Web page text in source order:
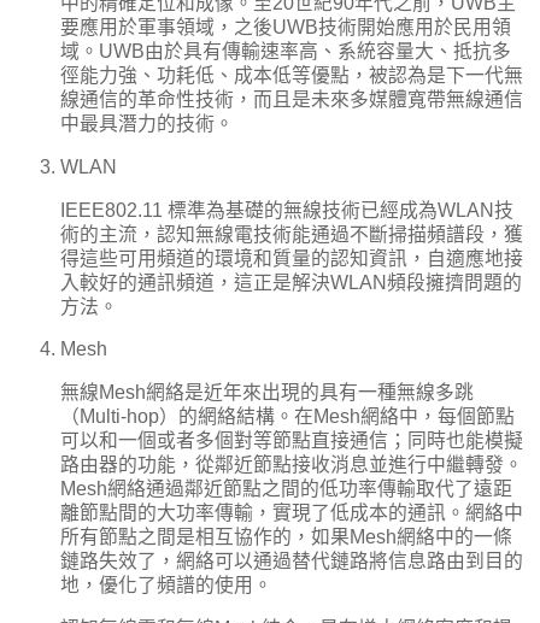
要應用於軍事領域，之後UWB技術開始應用於民用領
域。UWB由於具有傳輸速率高、系統容量大、抵抗多
徑能力強、功耗低、成本低等優點，被認為是下一代無
線通信的革命性技術，而且是未來多媒體寬帶無線通信
中最具潛力的技術。
WLAN
IEEE802.11 標準為基礎的無線技術已經成為WLAN技
術的主流，認知無線電技術能通過不斷掃描頻譜段，獲
得這些可用頻道的環境和質量的認知資訊，自適應地接
入較好的通訊頻道，這正是解決WLAN頻段擁擠問題的
方法。
Mesh
無線Mesh網絡是近年來出現的具有一種無線多跳
（Multi-hop）的網絡結構。在Mesh網絡中，每個節點
可以和一個或者多個對等節點直接通信；同時也能模擬
路由器的功能，從鄰近節點接收消息並進行中繼轉發。
Mesh網絡通過鄰近節點之間的低功率傳輸取代了遠距
離節點間的大功率傳輸，實現了低成本的通訊。網絡中
所有節點之間是相互協作的，如果Mesh網絡中的一條
鏈路失效了，網絡可以通過替代鏈路將信息路由到目的
地，優化了頻譜的使用。